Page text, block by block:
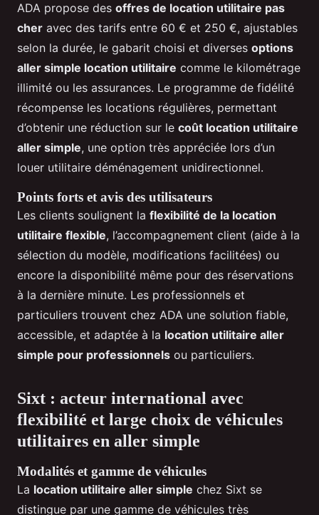
ADA propose des offres de location utilitaire pas
cher avec des tarifs entre 60 € et 250 €, ajustables
selon la durée, le gabarit choisi et diverses options
aller simple location utilitaire comme le kilométrage
illimité ou les assurances. Le programme de fidélité
récompense les locations régulières, permettant
d’obtenir une réduction sur le coût location utilitaire
aller simple, une option très appréciée lors d’un
louer utilitaire déménagement unidirectionnel.
Points forts et avis des utilisateurs
Les clients soulignent la flexibilité de la location
utilitaire flexible, l’accompagnement client (aide à la
sélection du modèle, modifications facilitées) ou
encore la disponibilité même pour des réservations
à la dernière minute. Les professionnels et
particuliers trouvent chez ADA une solution fiable,
accessible, et adaptée à la location utilitaire aller
simple pour professionnels ou particuliers.
Sixt : acteur international avec
flexibilité et large choix de véhicules
utilitaires en aller simple
Modalités et gamme de véhicules
La location utilitaire aller simple chez Sixt se
distingue par une gamme de véhicules très